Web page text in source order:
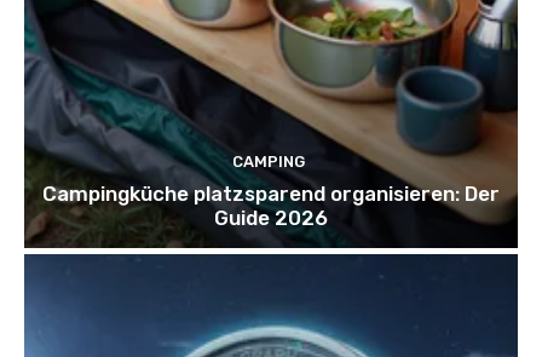
CAMPING
Campingküche platzsparend organisieren: Der
Guide 2026